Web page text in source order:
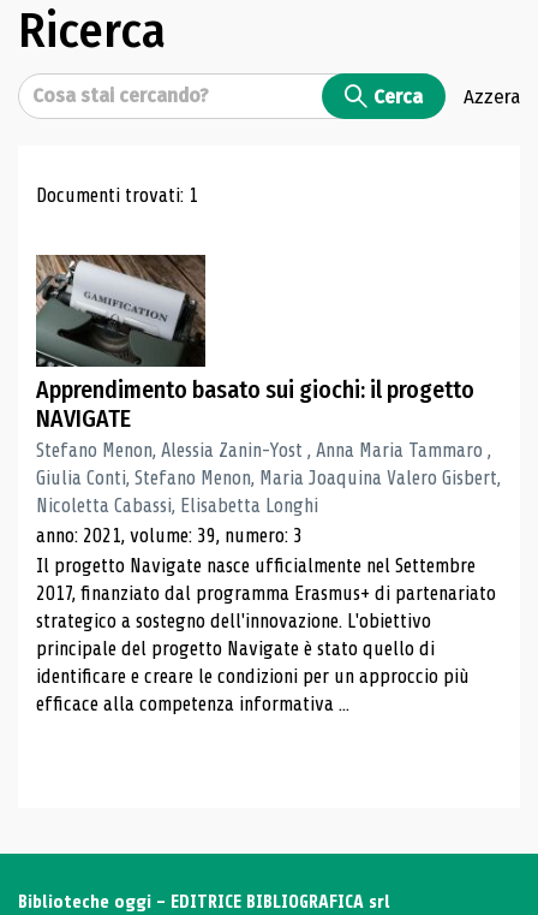
Ricerca
Cerca Cerca Azzera
Risultati di ricerca
Documenti trovati: 1
Apprendimento basato sui giochi: il progetto
NAVIGATE
Stefano Menon, Alessia Zanin-Yost , Anna Maria Tammaro ,
Giulia Conti, Stefano Menon, Maria Joaquina Valero Gisbert,
Nicoletta Cabassi, Elisabetta Longhi
anno: 2021, volume: 39, numero: 3
Il progetto Navigate nasce ufficialmente nel Settembre
2017, finanziato dal programma Erasmus+ di partenariato
strategico a sostegno dell'innovazione. L'obiettivo
principale del progetto Navigate è stato quello di
identificare e creare le condizioni per un approccio più
efficace alla competenza informativa ...
Biblioteche oggi - EDITRICE BIBLIOGRAFICA srl